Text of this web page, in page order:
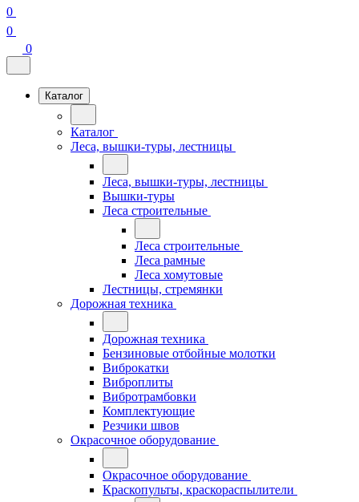
0
0
0
Каталог
Каталог
Леса, вышки-туры, лестницы
Леса, вышки-туры, лестницы
Вышки-туры
Леса строительные
Леса строительные
Леса рамные
Леса хомутовые
Лестницы, стремянки
Дорожная техника
Дорожная техника
Бензиновые отбойные молотки
Виброкатки
Виброплиты
Вибротрамбовки
Комплектующие
Резчики швов
Окрасочное оборудование
Окрасочное оборудование
Краскопульты, краскораспылители